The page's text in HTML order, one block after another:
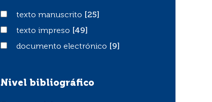
texto manuscrito
texto manuscrito
[25]
texto impreso
texto impreso
[49]
documento electrónico
documento electrónico [9]
Nivel bibliográfico